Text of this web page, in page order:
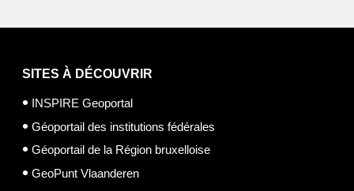
SITES À DÉCOUVRIR
INSPIRE Geoportal
Géoportail des institutions fédérales
Géoportail de la Région bruxelloise
GeoPunt Vlaanderen